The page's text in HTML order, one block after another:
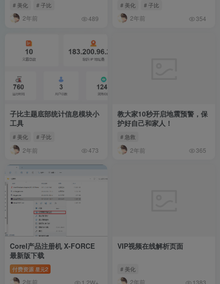
# 美化 # 子比
2年前 489
# 美化 # 子比
2年前 354
子比主题底部统计信息模块小
工具
# 美化 # 子比
2年前 473
教大家10秒开启地震预警，保
护好自己和家人！
# 急救
2年前 365
Corel产品注册机 X-FORCE
最新版下载
付费资源 星元2
2年前 1.2W+
VIP视频在线解析页面
# 美化
2年前 1383